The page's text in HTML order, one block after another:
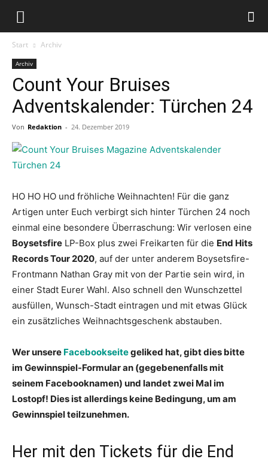
Start Archiv
Archiv
Count Your Bruises
Adventskalender: Türchen 24
Von Redaktion - 24. Dezember 2019
HO HO HO und fröhliche Weihnachten! Für die ganz
Artigen unter Euch verbirgt sich hinter Türchen 24 noch
einmal eine besondere Überraschung: Wir verlosen eine
Boysetsfire LP-Box plus zwei Freikarten für die End Hits
Records Tour 2020, auf der unter anderem Boysetsfire-
Frontmann Nathan Gray mit von der Partie sein wird, in
einer Stadt Eurer Wahl. Also schnell den Wunschzettel
ausfüllen, Wunsch-Stadt eintragen und mit etwas Glück
ein zusätzliches Weihnachtsgeschenk abstauben.
Wer unsere Facebookseitegeliked hat, gibt dies bitte
im Gewinnspiel-Formular an (gegebenenfalls mit
seinem Facebooknamen) und landet zwei Mal im
Lostopf! Dies ist allerdings keine Bedingung, um am
Gewinnspiel teilzunehmen.
Her mit den Tickets für die End